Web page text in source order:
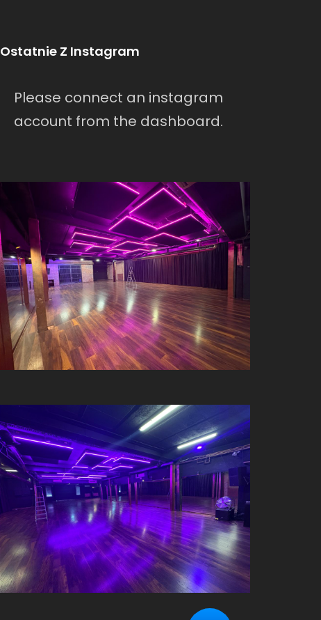
Ostatnie Z Instagram
Please connect an instagram
account from the dashboard.